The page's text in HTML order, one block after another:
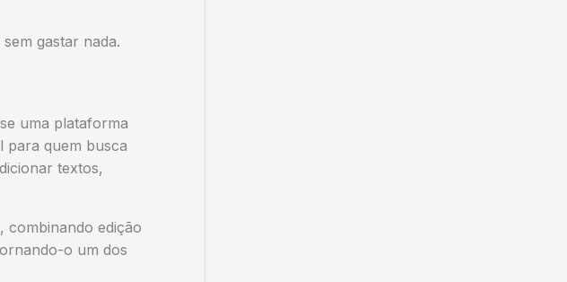
gastar nada.
uma plataforma
para quem busca
textos,
combinando edição
o um dos